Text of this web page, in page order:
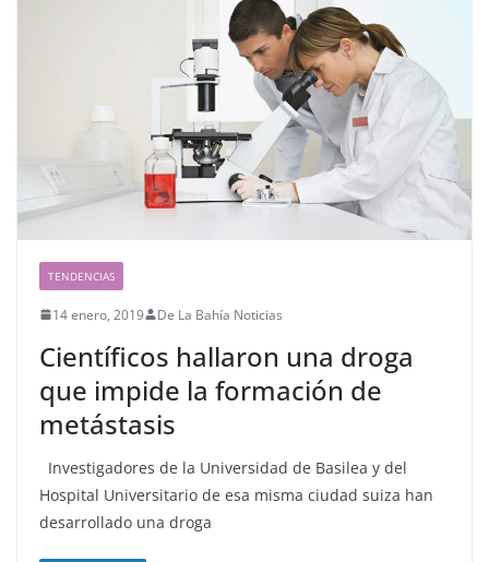
TENDENCIAS
14 enero, 2019 De La Bahía Noticias
Científicos hallaron una droga
que impide la formación de
metástasis
Investigadores de la Universidad de Basilea y del
Hospital Universitario de esa misma ciudad suiza han
desarrollado una droga